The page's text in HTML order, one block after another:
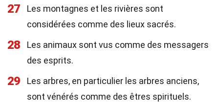
27
Les montagnes et les rivières sont
considérées comme des lieux sacrés.
28
Les animaux sont vus comme des messagers
des esprits.
29
Les arbres, en particulier les arbres anciens,
sont vénérés comme des êtres spirituels.